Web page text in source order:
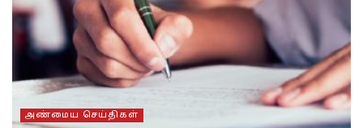
அண்மைய செய்திகள்